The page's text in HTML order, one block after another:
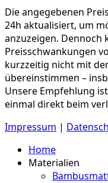
Die angegebenen
24h aktualisiert, um
anzuzeigen. Dennoch
Preisschwankungen
kurzzeitig nicht mit
übereinstimmen –
Unsere Empfehlung
einmal direkt beim
Impressum |
Home
Materialien